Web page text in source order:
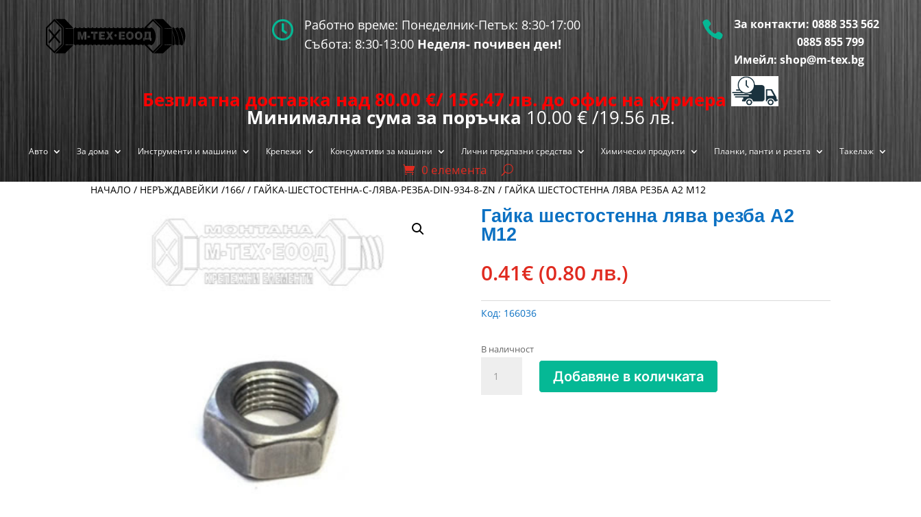

Работно време: Понеделник-Петък: 8:30-17:00
Събота: 8:30-13:00 Неделя- почивен ден!
 За контакти:0888 353 562
0885 855799
Имейл: shop@m-tex.bg
Безплатна доставка над 80.00 €/ 156.47 лв. до офис на куриера
Минимална сума за поръчка 10.00 € /19.56 лв.
Авто За дома Инструменти и машини Крепежи Консумативи за машини Лични предпазни средства Химически продукти Планки, панти и резета Такелаж
0 елемента
НАЧАЛО / НЕРЪЖДАВЕЙКИ /166/ / ГАЙКА-ШЕСТОСТЕННА-С-ЛЯВА-РЕЗБА-DIN-934-8-ZN / ГАЙКА ШЕСТОСТЕННА ЛЯВА РЕЗБА А2 М12
Гайка шестостенна лява резба А2
М12
0.41€ (0.80 лв.)
Код: 166036
В наличност
Добавяне в количката